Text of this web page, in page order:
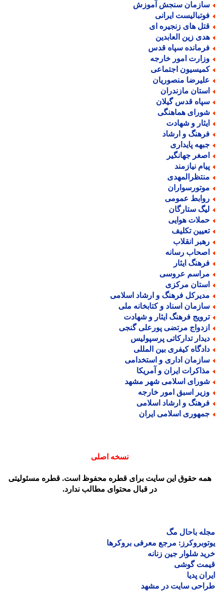
سنجش آموزش
ایرانی
های زنجیره ای
زین العابدین
سپاه قدس
امور خارجه
اجتماعی
منصوریان
مازندران
قدس گیلان
هماهنگی
و شهادت
و ارشاد
پایداری
جهانگیر
نیازمند
عمومی
ستارگان
هوایی
تکلیف
انقلاب
رسانه
ایثار
عروسی
مرکزی
فرهنگ و ارشاد اسلامی
اسناد و کتابخانه ملی
فرهنگ ایثار و شهادت
مرتضی پورعلی گنجی
تدارکاتی پرسپولیس
کیفری بین المللی
اداری و استخدامی
ایران و آمریکا
اسلامی شهر مشهد
اسبق امور خارجه
و ارشاد اسلامی
اسلامی ایران
نسخه اصلی
حقوق این سایت برای قطره محفوظ است. قطره مسئولیتی
در قبال محتوای مطالب ندارد.
باحال مگ
مرجع معرفی بروکرها
شلوار جین زنانه
گوشی
پدیا
سایت در مشهد